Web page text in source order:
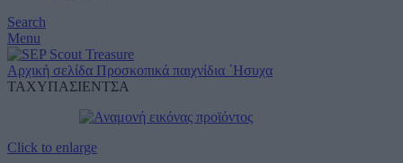
Search
Menu
Αρχική σελίδα Προσκοπικά παιχνίδια ΄Ησυχα
ΤΑΧΥΠΑΣΙΕΝΤΣΑ
Click to enlarge